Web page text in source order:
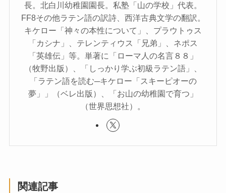
長。北白川幼稚園園長。私塾「山の学校」代表。
FF8その他ラテン語の訳詩、西洋古典文学の翻訳。
キケロー「神々の本性について」、プラウトゥス
「カシナ」、テレンティウス「兄弟」、ネポス
「英雄伝」等。単著に「ローマ人の名言８８」
（牧野出版）、「しっかり学ぶ初級ラテン語」、
「ラテン語を読む─キケロー「スキーピオーの
夢」」（ベレ出版）、「お山の幼稚園で育つ」
（世界思想社）。
関連記事